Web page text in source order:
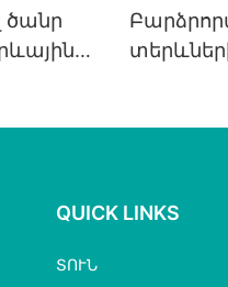
ծանր
QUICK LINKS
ՏՈՒՆ